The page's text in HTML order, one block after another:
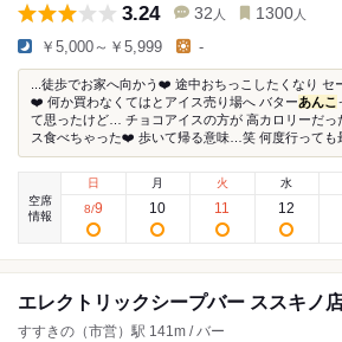
3.24 32 人 1300 人
￥5,000～￥5,999 -
...徒歩でお家へ向かう❤️ 途中おちっこしたくなり セ
❤️ 何か買わなくてはとアイス売り場へ バターあんこ
て思ったけど… チョコアイスの方が 高カロリーだ
ス食べちゃった❤️ 歩いて帰る意味…笑 何度行っても
空席
情報
日
8/9
月
10
火
11
水
12
エレクトリックシープバー ススキノ
すすきの（市営）駅 141m / バー